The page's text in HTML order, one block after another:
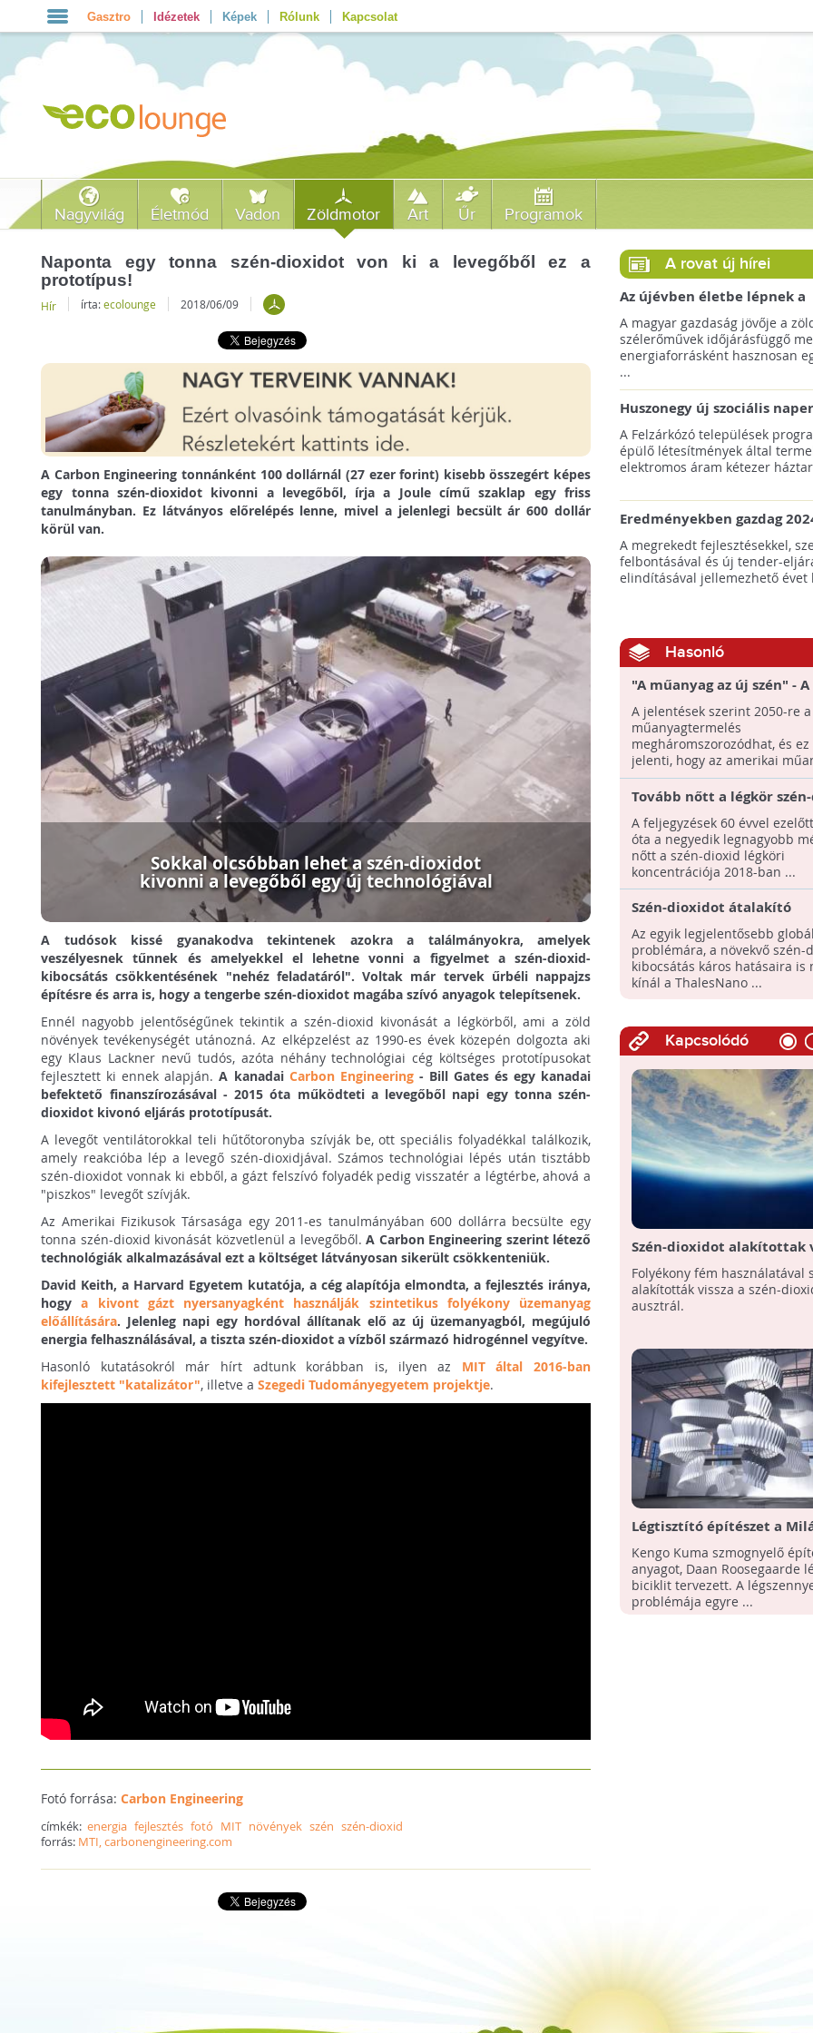
Gasztro Idézetek Képek Rólunk Kapcsolat
Nagyvilág Életmód Vadon Zöldmotor Art Űr Programok
Naponta egy tonna szén-dioxidot von ki a levegőből ez a
prototípus!
Hír írta:ecolounge 2018/06/09
A Carbon Engineering tonnánként 100 dollárnál (27 ezer forint) kisebb összegért képes
egy tonna szén-dioxidot kivonni a levegőből, írja a Joule című szaklap egy friss
tanulmányban. Ez látványos előrelépés lenne, mivel a jelenlegi becsült ár 600 dollár
körül van.
Sokkal olcsóbban lehet a szén-dioxidot
kivonni a levegőből egy új technológiával
A tudósok kissé gyanakodva tekintenek azokra a találmányokra, amelyek
veszélyesnek tűnnek és amelyekkel el lehetne vonni a figyelmet a szén-dioxid-
kibocsátás csökkentésének "nehéz feladatáról". Voltak már tervek űrbéli nappajzs
építésre és arra is, hogy a tengerbe szén-dioxidot magába szívó anyagok telepítsenek.
Ennél nagyobb jelentőségűnek tekintik a szén-dioxid kivonását a légkörből, ami a zöld
növények tevékenységét utánozná. Az elképzelést az 1990-es évek közepén dolgozta aki
egy Klaus Lackner nevű tudós, azóta néhány technológiai cég költséges prototípusokat
fejlesztett ki ennek alapján.A kanadai Carbon Engineering- Bill Gates és egy kanadai
befektető finanszírozásával - 2015 óta működteti a levegőből napi egy tonna szén-
dioxidot kivonó eljárás prototípusát.
A levegőt ventilátorokkal teli hűtőtoronyba szívják be, ott speciális folyadékkal találkozik,
amely reakcióba lép a levegő szén-dioxidjával. Számos technológiai lépés után tisztább
szén-dioxidot vonnak ki ebből, a gázt felszívó folyadék pedig visszatér a légtérbe, ahová a
"piszkos" levegőt szívják.
Az Amerikai Fizikusok Társasága egy 2011-es tanulmányában 600 dollárra becsülte egy
tonna szén-dioxid kivonását közvetlenül a levegőből.A Carbon Engineering szerint létező
technológiák alkalmazásával ezt a költséget látványosan sikerült csökkenteniük.
David Keith, a Harvard Egyetem kutatója, a cég alapítója elmondta, a fejlesztés iránya,
hogya kivont gázt nyersanyagként használják szintetikus folyékony üzemanyag
előállítására. Jelenleg napi egy hordóval állítanak elő az új üzemanyagból, megújuló
energia felhasználásával, a tiszta szén-dioxidot a vízből származó hidrogénnel vegyítve.
Hasonló kutatásokról már hírt adtunk korábban is, ilyen az MIT által 2016-ban
kifejlesztett "katalizátor", illetve aSzegedi Tudományegyetem projektje.
Fotó forrása:Carbon Engineering
címkék:energia fejlesztés fotó MIT növények szén szén-dioxid
forrás: MTI, carbonengineering.com
A rovat új hírei
Az újévben életbe lépnek a
szélerőművek telepítését
megkönnyítő rendelkezések
A magyar gazdaság jövője a
szélerőművek időjárásfüggő
energiaforrásként hasznosan
...
Huszonegy új szociális
hátrányos helyzetű
külterületén!
A Felzárkózó települések
épülő létesítmények által
elektromos áram kétezer
Eredményekben gazdag
az amerikai tengeri
A megrekedt fejlesztésekkel,
felbontásával és új tender-
elindításával jellemezhető évet
Hasonló
"A műanyag az új szén" - A
műanyagipar lehet a
legszennyezőbb
évtized végére
A jelentések szerint 2050-re a
műanyagtermelés
megháromszorozódhat, és ez
jelenti, hogy az amerikai
már az évtized ...
Tovább nőtt a légkör
koncentrációja
A feljegyzések 60 évvel
óta a negyedik legnagyobb
nőtt a szén-dioxid légköri
koncentrációja 2018-ban ...
Szén-dioxidot átalakító
elektrokémiai reaktorokat
fejlesztenek
Az egyik legjelentősebb
problémára, a növekvő szén-
kibocsátás káros hatásaira is
kínál a ThalesNano ...
Kapcsolódó
Szén-dioxidot alakítottak
szénné ausztrál kutatók
Folyékony fém használatával
alakították vissza a szén-
ausztrál.
Légtisztító építészet a
Designhétről
Kengo Kuma szmognyelő
anyagot, Daan Roosegaarde
biciklit tervezett. A
problémája egyre ...